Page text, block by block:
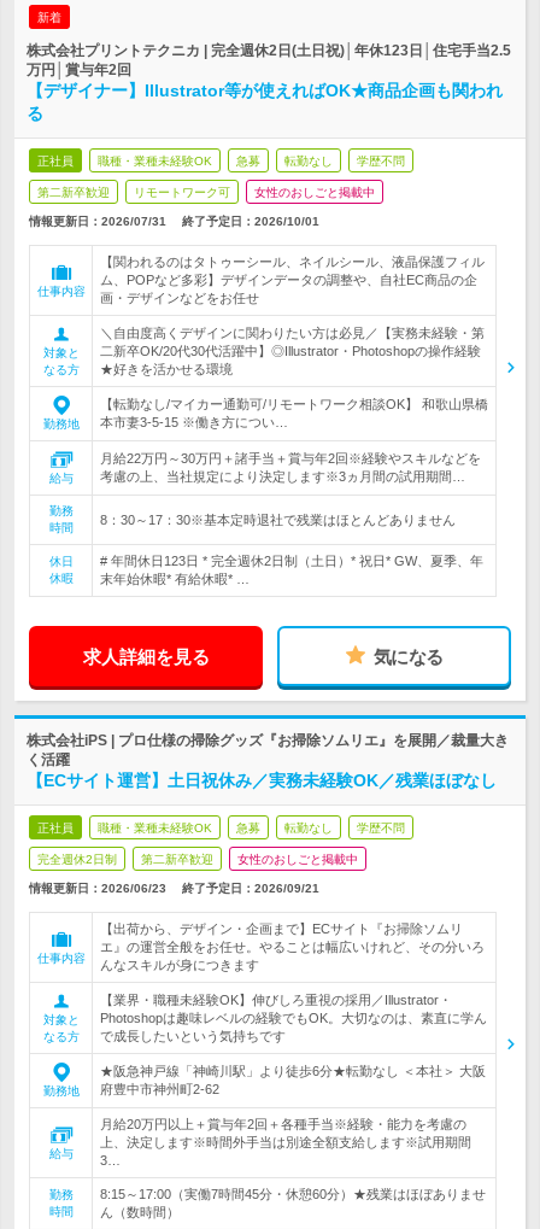
新着
株式会社プリントテクニカ | 完全週休2日(土日祝)│年休123日│住宅手当2.5
万円│賞与年2回
【デザイナー】Illustrator等が使えればOK★商品企画も関われ
る
正社員 職種・業種未経験OK 急募 転勤なし 学歴不問
第二新卒歓迎 リモートワーク可 女性のおしごと掲載中
情報更新日：2026/07/31 終了予定日： 2026/10/01
仕事内容
【関われるのはタトゥーシール、ネイルシール、液晶保護フィル
ム、POPなど多彩】デザインデータの調整や、自社EC商品の企
画・デザインなどをお任せ
対象と
なる方
＼自由度高くデザインに関わりたい方は必見／【実務未経験・第
二新卒OK/20代30代活躍中】◎Illustrator・Photoshopの操作経験
★好きを活かせる環境
勤務地
【転勤なし/マイカー通勤可/リモートワーク相談OK】 和歌山県橋
本市妻3-5-15 ※働き方につい…
給与
月給22万円～30万円＋諸手当＋賞与年2回※経験やスキルなどを
考慮の上、当社規定により決定します※3ヵ月間の試用期間…
勤務
時間
8：30～17：30※基本定時退社で残業はほとんどありません
休日
休暇
# 年間休日123日 * 完全週休2日制（土日）* 祝日* GW、夏季、年
末年始休暇* 有給休暇* …
求人詳細を見る 気になる
株式会社iPS | プロ仕様の掃除グッズ『お掃除ソムリエ』を展開／裁量大き
く活躍
【ECサイト運営】土日祝休み／実務未経験OK／残業ほぼなし
正社員 職種・業種未経験OK 急募 転勤なし 学歴不問
完全週休2日制 第二新卒歓迎 女性のおしごと掲載中
情報更新日：2026/06/23 終了予定日： 2026/09/21
仕事内容
【出荷から、デザイン・企画まで】ECサイト『お掃除ソムリ
エ』の運営全般をお任せ。やることは幅広いけれど、その分いろ
んなスキルが身につきます
対象と
なる方
【業界・職種未経験OK】伸びしろ重視の採用／Illustrator・
Photoshopは趣味レベルの経験でもOK。大切なのは、素直に学ん
で成長したいという気持ちです
勤務地
★阪急神戸線「神崎川駅」より徒歩6分★転勤なし ＜本社＞ 大阪
府豊中市神州町2-62
給与
月給20万円以上＋賞与年2回＋各種手当※経験・能力を考慮の
上、決定します※時間外手当は別途全額支給します※試用期間
3…
勤務
時間
8:15～17:00（実働7時間45分・休憩60分）★残業はほぼありませ
ん（数時間）